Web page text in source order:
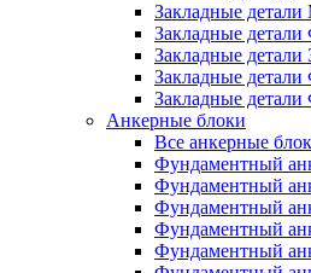
Закладные
Закладные
Закладные детали
Закладные
Закладные
Анкерные блоки
Все анкерные
Фундаментный
Фундаментный
Фундаментный
Фундаментный
Фундаментный